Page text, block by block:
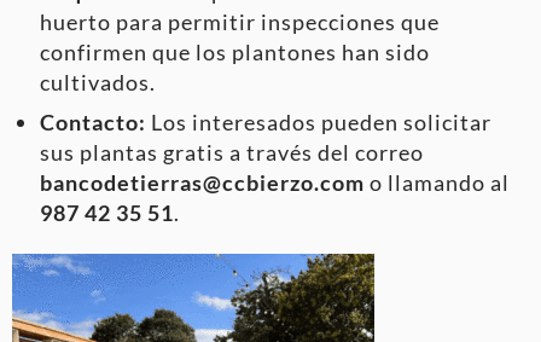
huerto para permitir inspecciones que
confirmen que los plantones han sido
cultivados.
Contacto: Los interesados pueden solicitar
sus plantas gratis a través del correo
bancodetierras@ccbierzo.com o llamando al
987 42 35 51.